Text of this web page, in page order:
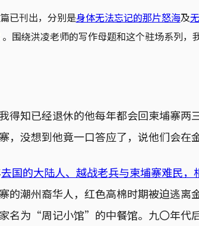
已刊出，分别是身体无法忘记的那片怒海及
。围绕洪凌老师的写作母题和这个驻场系列，
得知已经退休的他每年都会回柬埔寨两
，没想到他竟一口答应了，说他们会在
去国的大陆人、越战老兵与柬埔寨难民，
的潮州裔华人，红色高棉时期被迫逃离
名为“周记小馆”的中餐馆。九〇年代